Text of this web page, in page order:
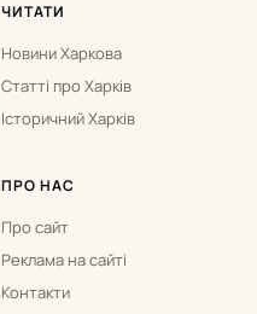
ЧИТАТИ
Новини Харкова
Статті про Харків
Історичний Харків
ПРО НАС
Про сайт
Реклама на сайті
Контакти